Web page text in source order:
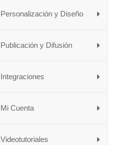
Personalización y Diseño
Publicación y Difusión
Integraciones
Mi Cuenta
Videotutoriales